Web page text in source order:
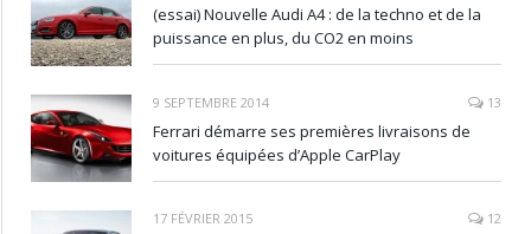
(essai) Nouvelle Audi A4 : de la techno et de la
puissance en plus, du CO2 en moins
9 SEPTEMBRE 2014 13
Ferrari démarre ses premières livraisons de
voitures équipées d’Apple CarPlay
17 FÉVRIER 2015 12